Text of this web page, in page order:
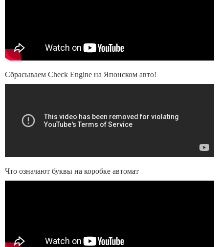
Сбрасываем Check Engine на Японском авто!
Что означают буквы на коробке автомат